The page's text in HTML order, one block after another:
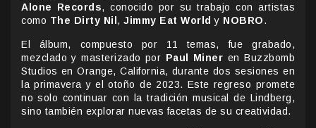
Alone Records, conocido por su trabajo con artistas
como The Dirty Nil , Jimmy Eat World y NOBRO.
El álbum, compuesto por 11 temas, fue grabado,
mezclado y masterizado por Paul Miner en Buzzbomb
Studios en Orange, California, durante dos sesiones en
la primavera y el otoño de 2023. Este regreso promete
no solo continuar con la tradición musical de Lindberg,
sino también explorar nuevas facetas de su creatividad.